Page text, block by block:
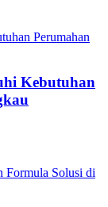
Kebutuhan